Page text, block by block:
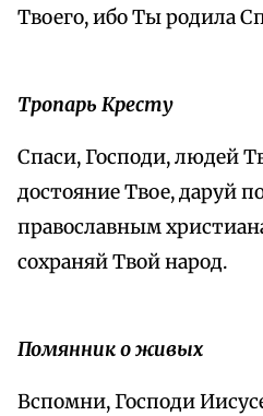
Твоего, ибо Ты родила
Тропарь Кресту
Спаси, Господи, людей
достояние Твое, даруй
православным
сохраняй Твой народ.
Помянник о живых
Вспомни, Господи